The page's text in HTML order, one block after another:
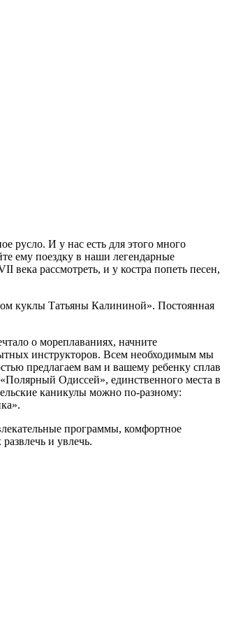
русло. И у нас есть для этого много
ему поездку в наши легендарные
века рассмотреть, и у костра попеть песен,
куклы Татьяны Калининой». Постоянная
о мореплаваниях, начните
инструкторов. Всем необходимым мы
предлагаем вам и вашему ребенку сплав
Одиссей», единственного места в
каникулы можно по-разному:
программы, комфортное
и увлечь.